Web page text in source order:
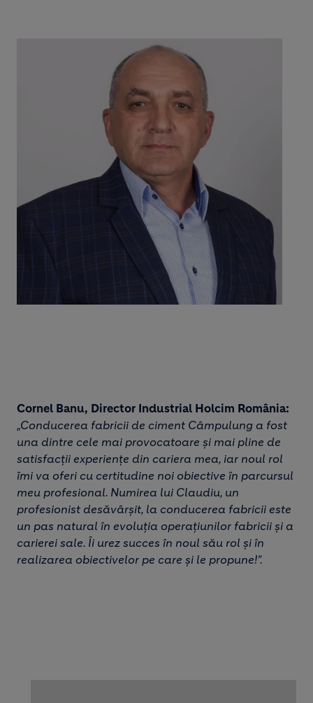
Cornel Banu, Director Industrial Holcim România:
„Conducerea fabricii de ciment Câmpulung a fost
una dintre cele mai provocatoare și mai pline de
satisfacții experiențe din cariera mea, iar noul rol
îmi va oferi cu certitudine noi obiective în parcursul
meu profesional. Numirea lui Claudiu, un
profesionist desăvârșit, la conducerea fabricii este
un pas natural în evoluția operațiunilor fabricii și a
carierei sale. Îi urez succes în noul său rol și în
realizarea obiectivelor pe care și le propune!”.